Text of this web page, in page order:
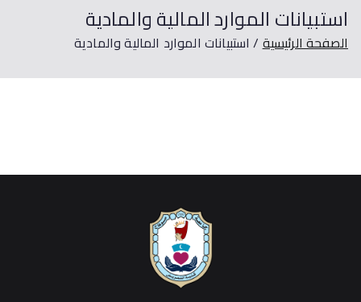
استبيانات الموارد المالية والمادية
الصفحة الرئيسية استبيانات الموارد المالية والمادية